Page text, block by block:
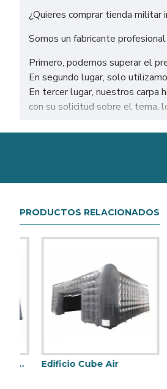
¿Quieres comprar tienda militar
Somos un fabricante
Primero, podemos superar el
En segundo lugar, solo
En tercer lugar, nuestros carpa
con su solicitud sobre el tema,
Venta de tienda militar inflable
Nuestra combinación de
PRODUCTOS RELACIONADOS
Edificio Cube Air
Pub Hinchable